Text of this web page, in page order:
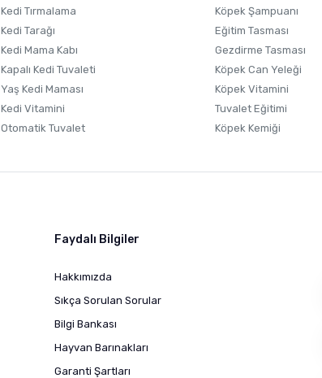
Gönder
Kedi Tırmalama
Kedi Tarağı
Kedi Mama Kabı
Kapalı Kedi Tuvaleti
Yaş Kedi Maması
Kedi Vitamini
Otomatik Tuvalet
Köpek Şampuanı
Eğitim Tasması
Gezdirme Tasması
Köpek Can Yeleği
Köpek Vitamini
Tuvalet Eğitimi
Köpek Kemiği
Faydalı Bilgiler
Hakkımızda
Sıkça Sorulan Sorular
Bilgi Bankası
Hayvan Barınakları
Garanti Şartları